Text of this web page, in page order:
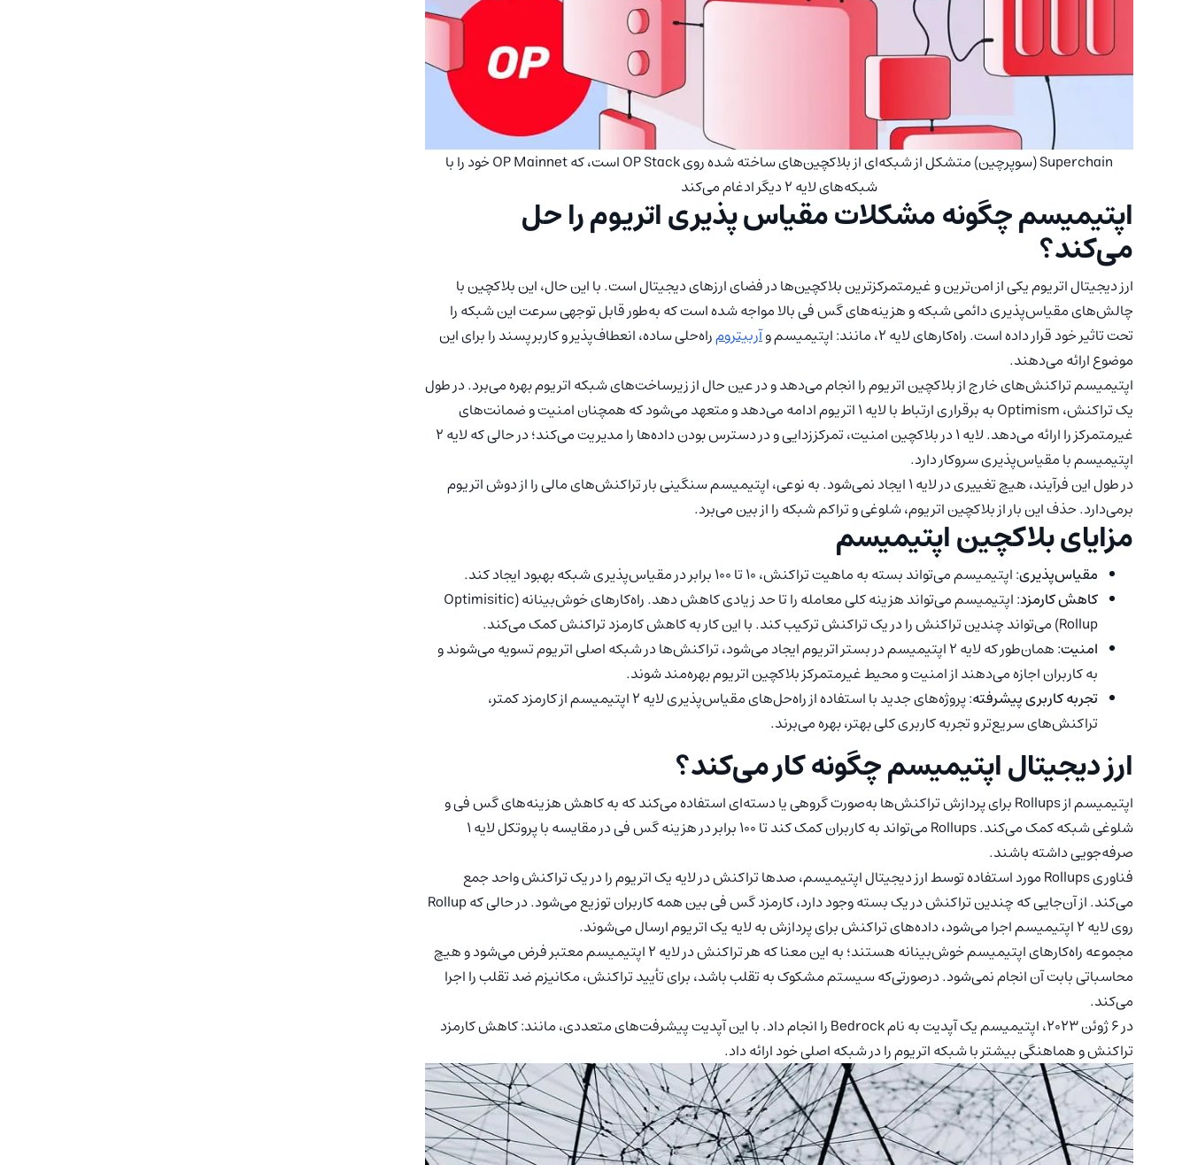
Superchain (سوپرچین) متشکل از شبکه‌ای از بلاکچین‌های ساخته شده روی OP Stack است، که OP Mainnet خود را با
شبکه‌های لایه 2 دیگر ادغام می‌کند
اپتیمیسم چگونه مشکلات مقیاس پذیری اتریوم را حل
می‌کند؟
ارز دیجیتال اتریوم یکی از امن‌ترین و غیرمتمرکزترین بلاکچین‌ها در فضای ارزهای دیجیتال است. با این حال، این بلاکچین با
چالش‌های مقیاس‌پذیری دائمی شبکه و هزینه‌های گس فی بالا مواجه شده است که به‌طور قابل توجهی سرعت این شبکه را
تحت تاثیر خود قرار داده است. راه‌کارهای لایه ۲، مانند: اپتیمیسم و
آربیترومراه‌حلی ساده، انعطاف‌پذیر و کاربرپسند را برای این
موضوع ارائه می‌دهند.
اپتیمیسم تراکنش‌های خارج از بلاکچین اتریوم را انجام می‌دهد و در عین حال از زیرساخت‌های شبکه اتریوم بهره می‌برد. در طول
یک تراکنش، Optimism به برقراری ارتباط با لایه ۱ اتریوم ادامه می‌دهد و متعهد می‌شود که همچنان امنیت و ضمانت‌های
غیرمتمرکز را ارائه می‌دهد. لایه ۱ در بلاکچین امنیت، تمرکززدایی و در دسترس بودن داده‌ها را مدیریت می‌کند؛ در حالی که لایه ۲
اپتیمیسم با مقیاس‌پذیری سروکار دارد.
در طول این فرآیند، هیچ تغییری در لایه ۱ ایجاد نمی‌شود. به نوعی، اپتیمیسم سنگینی بار تراکنش‌های مالی را از دوش اتریوم
برمی‌دارد. حذف این بار از بلاکچین اتریوم، شلوغی و تراکم شبکه را از بین می‌برد.
مزایای بلاکچین اپتیمیسم
مقیاس‌پذیری: اپتیمیسم می‌تواند بسته به ماهیت تراکنش، ۱۰ تا ۱۰۰ برابر در مقیاس‌پذیری شبکه بهبود ایجاد کند.
کاهش کارمزد
: اپتیمیسم می‌تواند هزینه کلی معامله را تا حد زیادی کاهش دهد. راه‌کارهای خوش‌بینانه (Optimisitic
Rollup) می‌تواند چندین تراکنش را در یک تراکنش ترکیب کند. با این کار به کاهش کارمزد تراکنش کمک می‌کند.
امنیت
: همان‌طور که لایه ۲ اپتیمیسم در بستر اتریوم ایجاد می‌شود، تراکنش‌ها در شبکه اصلی اتریوم تسویه می‌شوند و
به کاربران اجازه می‌دهند از امنیت و محیط غیرمتمرکز بلاکچین اتریوم بهره‌مند شوند.
تجربه کاربری پیشرفته
: پروژه‌های جدید با استفاده از راه‌حل‌های مقیاس‌پذیری لایه ۲ اپتیمیسم از کارمزد کمتر،
تراکنش‌های سریع‌تر و تجربه کاربری کلی بهتر، بهره می‌برند.
ارز دیجیتال اپتیمیسم چگونه کار می‌کند؟
اپتیمیسم از Rollups برای پردازش تراکنش‌ها به‌صورت گروهی یا دسته‌ای استفاده می‌کند که به کاهش هزینه‌های گس فی و
شلوغی شبکه کمک می‌کند. Rollups می‌تواند به کاربران کمک کند تا ۱۰۰ برابر در هزینه گس فی در مقایسه با پروتکل لایه ۱
صرفه‌جویی داشته باشند.
فناوری Rollups مورد استفاده توسط ارز دیجیتال اپتیمیسم، صدها تراکنش در لایه یک اتریوم را در یک تراکنش واحد جمع
می‌کند. از آن‌جایی که چندین تراکنش در یک بسته وجود دارد، کارمزد گس فی بین همه کاربران توزیع می‌شود. در حالی که Rollup
روی لایه ۲ اپتیمیسم اجرا می‌شود، داده‌های تراکنش برای پردازش به لایه یک اتریوم ارسال می‌شوند.
مجموعه راه‌کارهای اپتیمیسم خوش‌بینانه هستند؛ به این معنا که هر تراکنش در لایه ۲ اپتیمیسم معتبر فرض می‌شود و هیچ
محاسباتی بابت آن انجام نمی‌شود. درصورتی‌که سیستم مشکوک به تقلب باشد، برای تأیید تراکنش، مکانیزم ضد تقلب را اجرا
می‌کند.
در ۶ ژوئن ۲۰۲۳، اپتیمیسم یک آپدیت به نام Bedrock را انجام داد. با این آپدیت پیشرفت‌های متعددی، مانند: کاهش کارمزد
تراکنش و هماهنگی بیشتر با شبکه اتریوم را در شبکه اصلی خود ارائه داد.